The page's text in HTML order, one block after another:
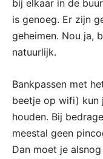
bij elkaar in de
is genoeg. Er zijn
geheimen. Nou ja,
natuurlijk.
Bankpassen met
beetje op wifi) kun
houden. Bij
meestal geen
Dan moet je